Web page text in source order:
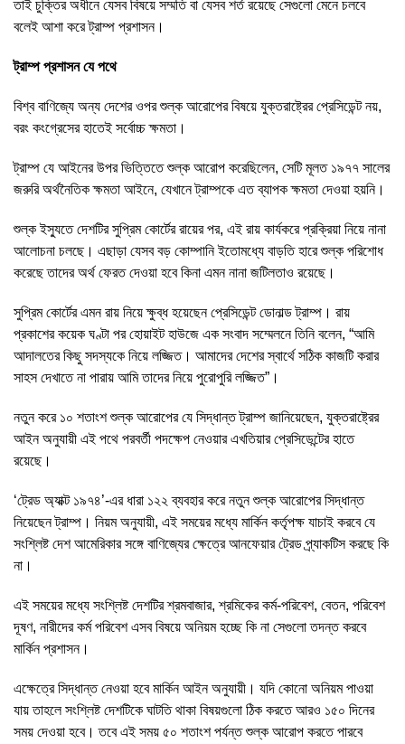
তাই চুক্তির অধীনে যেসব বিষয়ে সম্মতি বা যেসব শর্ত রয়েছে সেগুলো মেনে চলবে
বলেই আশা করে ট্রাম্প প্রশাসন।
ট্রাম্প প্রশাসন যে পথে
বিশ্ব বাণিজ্যে অন্য দেশের ওপর শুল্ক আরোপের বিষয়ে যুক্তরাষ্ট্রের প্রেসিডেন্ট নয়,
বরং কংগ্রেসের হাতেই সর্বোচ্চ ক্ষমতা।
ট্রাম্প যে আইনের উপর ভিত্তিতে শুল্ক আরোপ করেছিলেন, সেটি মূলত ১৯৭৭ সালের
জরুরি অর্থনৈতিক ক্ষমতা আইনে, যেখানে ট্রাম্পকে এত ব্যাপক ক্ষমতা দেওয়া হয়নি।
শুল্ক ইস্যুতে দেশটির সুপ্রিম কোর্টের রায়ের পর, এই রায় কার্যকরে প্রক্রিয়া নিয়ে নানা
আলোচনা চলছে। এছাড়া যেসব বড় কোম্পানি ইতোমধ্যে বাড়তি হারে শুল্ক পরিশোধ
করেছে তাদের অর্থ ফেরত দেওয়া হবে কিনা এমন নানা জটিলতাও রয়েছে।
সুপ্রিম কোর্টের এমন রায় নিয়ে ক্ষুব্ধ হয়েছেন প্রেসিডেন্ট ডোনাল্ড ট্রাম্প। রায়
প্রকাশের কয়েক ঘণ্টা পর হোয়াইট হাউজে এক সংবাদ সম্মেলনে তিনি বলেন, “আমি
আদালতের কিছু সদস্যকে নিয়ে লজ্জিত। আমাদের দেশের স্বার্থে সঠিক কাজটি করার
সাহস দেখাতে না পারায় আমি তাদের নিয়ে পুরোপুরি লজ্জিত”।
নতুন করে ১০ শতাংশ শুল্ক আরোপের যে সিদ্ধান্ত ট্রাম্প জানিয়েছেন, যুক্তরাষ্ট্রের
আইন অনুযায়ী এই পথে পরবর্তী পদক্ষেপ নেওয়ার এখতিয়ার প্রেসিডেন্টের হাতে
রয়েছে।
‘ট্রেড অ্যাক্ট ১৯৭৪’-এর ধারা ১২২ ব্যবহার করে নতুন শুল্ক আরোপের সিদ্ধান্ত
নিয়েছেন ট্রাম্প। নিয়ম অনুযায়ী, এই সময়ের মধ্যে মার্কিন কর্তৃপক্ষ যাচাই করবে যে
সংশ্লিষ্ট দেশ আমেরিকার সঙ্গে বাণিজ্যের ক্ষেত্রে আনফেয়ার ট্রেড প্র্যাকটিস করছে কি
না।
এই সময়ের মধ্যে সংশ্লিষ্ট দেশটির শ্রমবাজার, শ্রমিকের কর্ম-পরিবেশ, বেতন, পরিবেশ
দূষণ, নারীদের কর্ম পরিবেশ এসব বিষয়ে অনিয়ম হচ্ছে কি না সেগুলো তদন্ত করবে
মার্কিন প্রশাসন।
এক্ষেত্রে সিদ্ধান্ত নেওয়া হবে মার্কিন আইন অনুযায়ী। যদি কোনো অনিয়ম পাওয়া
যায় তাহলে সংশ্লিষ্ট দেশটিকে ঘাটতি থাকা বিষয়গুলো ঠিক করতে আরও ১৫০ দিনের
সময় দেওয়া হবে। তবে এই সময় ৫০ শতাংশ পর্যন্ত শুল্ক আরোপ করতে পারবে